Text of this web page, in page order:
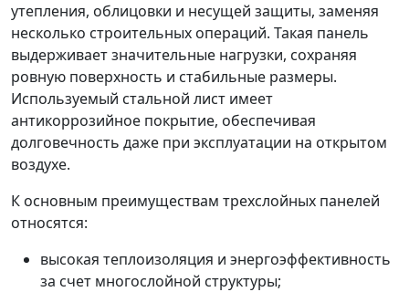
утепления, облицовки и несущей защиты, заменяя
несколько строительных операций. Такая панель
выдерживает значительные нагрузки, сохраняя
ровную поверхность и стабильные размеры.
Используемый стальной лист имеет
антикоррозийное покрытие, обеспечивая
долговечность даже при эксплуатации на открытом
воздухе.
К основным преимуществам трехслойных панелей
относятся:
высокая теплоизоляция и энергоэффективность
за счет многослойной структуры;